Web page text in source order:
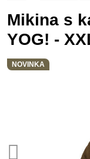
NOVINKA
Mikina s
YOG! -